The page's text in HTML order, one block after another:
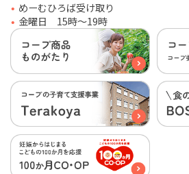
めーむひろば受け取り
金曜日 15時〜19時